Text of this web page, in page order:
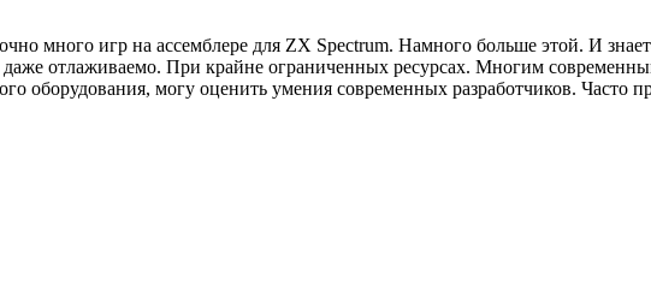
много игр на ассемблере для ZX Spectrum. Намного больше этой. И
отлаживаемо. При крайне ограниченных ресурсах. Многим
оборудования, могу оценить умения современных разработчиков. Часто